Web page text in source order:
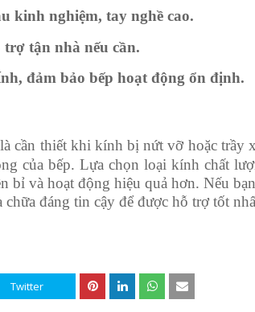
kinh nghiệm, tay nghề cao.
tận nhà nếu cần.
đảm bảo bếp hoạt động ổn định.
cần thiết khi kính bị nứt vỡ hoặc trầy
của bếp. Lựa chọn loại kính chất
bỉ và hoạt động hiệu quả hơn. Nếu
đáng tin cậy để được hỗ trợ tốt
Twitter